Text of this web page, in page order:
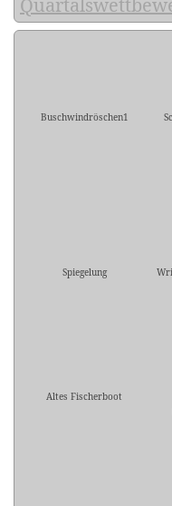
Buschwindröschen1
Spiegelung
Altes Fischerboot